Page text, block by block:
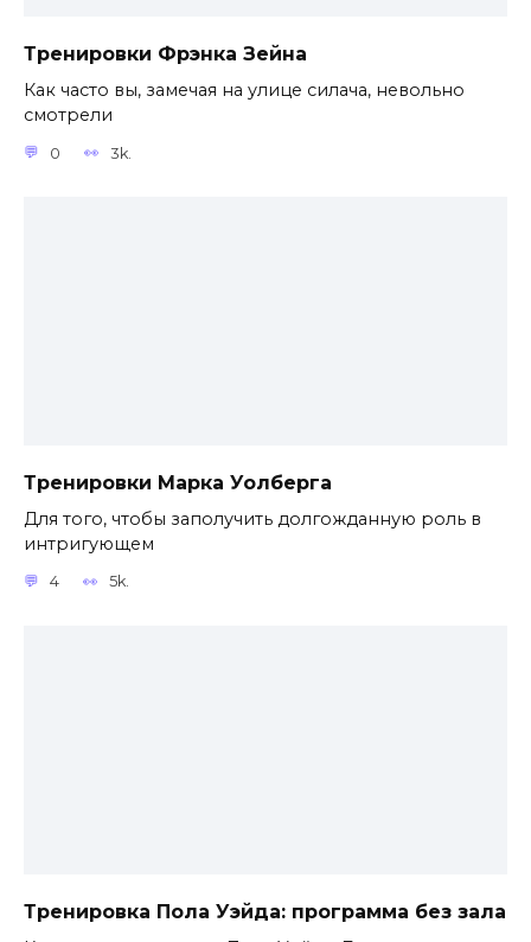
Тренировки Фрэнка Зейна
Как часто вы, замечая на улице силача, невольно
смотрели
0 3k.
Тренировки Марка Уолберга
Для того, чтобы заполучить долгожданную роль в
интригующем
4 5k.
Тренировка Пола Уэйда: программа без зала